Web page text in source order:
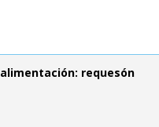
alimentación: requesón